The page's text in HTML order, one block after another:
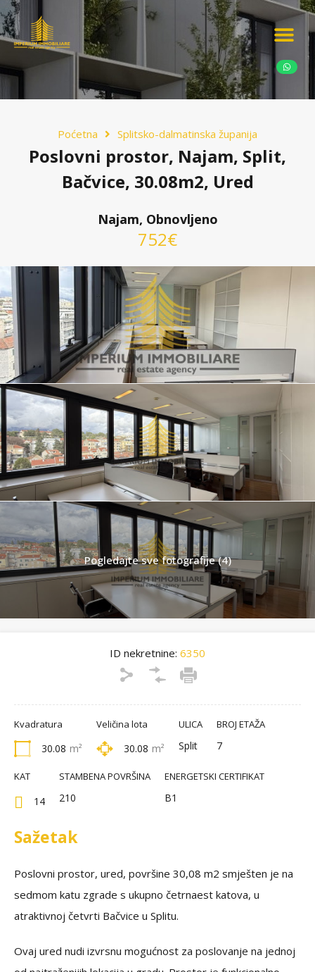
Poćetna Splitsko-dalmatinska županija
Poslovni prostor, Najam, Split,
Bačvice, 30.08m2, Ured
Najam, Obnovljeno
752€
Pogledajte sve fotografije (4)
ID nekretnine: 6350
Kvadratura
30.08 m²
Veličina lota
30.08 m²
ULICA
Split
BROJ ETAŽA
7
KAT
14
STAMBENA POVRŠINA
210
ENERGETSKI CERTIFIKAT
B1
Sažetak
Poslovni prostor, ured, površine 30,08 m2 smješten je na
sedmom katu zgrade s ukupno četrnaest katova, u
atraktivnoj četvrti Bačvice u Splitu.
Ovaj ured nudi izvrsnu mogućnost za poslovanje na jednoj